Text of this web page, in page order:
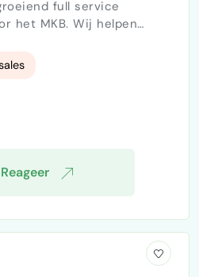
full service
het MKB. Wij helpen
beheer. Diensten
en dit bij Socialstaff
met